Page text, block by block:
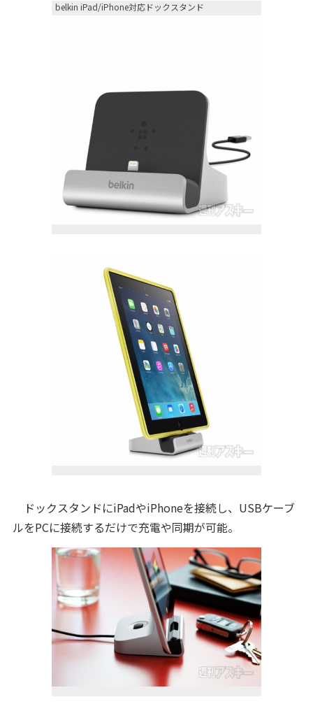
belkin iPad/iPhone対応ドックスタンド
ドックスタンドにiPadやiPhoneを接続し、USBケーブ
ルをPCに接続するだけで充電や同期が可能。